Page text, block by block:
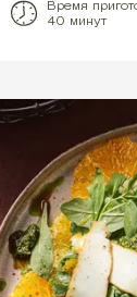
Время
40 минут